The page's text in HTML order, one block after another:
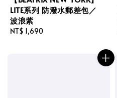
LITE系列 防潑水郵差包／
波浪紫
Regular
NT$ 1,690